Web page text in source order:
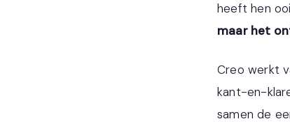
heeft hen
maar het
Creo werkt
kant-en-
samen de